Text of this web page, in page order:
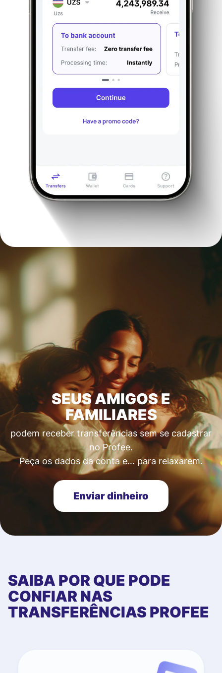
SEUS AMIGOS E
FAMILIARES
podem receber transferências sem se cadastrar
no Profee.
Peça os dados da conta e… para relaxarem.
Enviar dinheiro
SAIBA POR QUE PODE
CONFIAR NAS
TRANSFERÊNCIAS PROFEE